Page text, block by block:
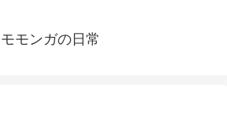
モモンガの日常